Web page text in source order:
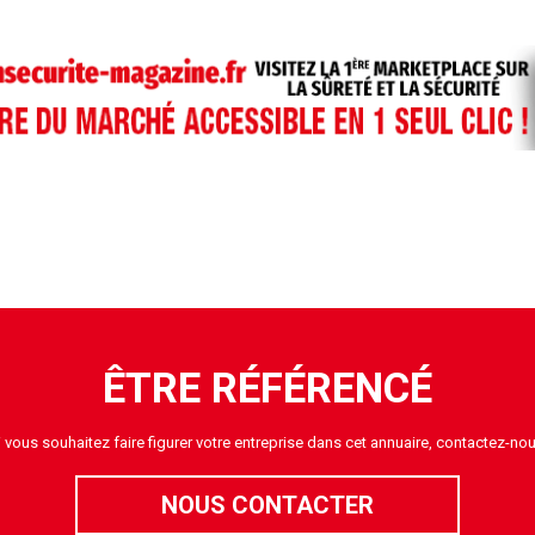
ÊTRE RÉFÉRENCÉ
vous souhaitez faire figurer votre entreprise dans cet annuaire, contactez-
NOUS CONTACTER